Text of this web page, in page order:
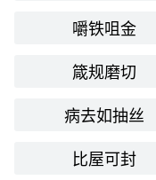
嚼铁咀金
箴规磨切
病去如抽丝
比屋可封